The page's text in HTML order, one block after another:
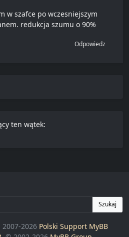
w szafce po wczesniejszym
redukcja szumu o 90%
Odpowiedz
ten wątek:
Szukaj
2026 Polski Support MyBB